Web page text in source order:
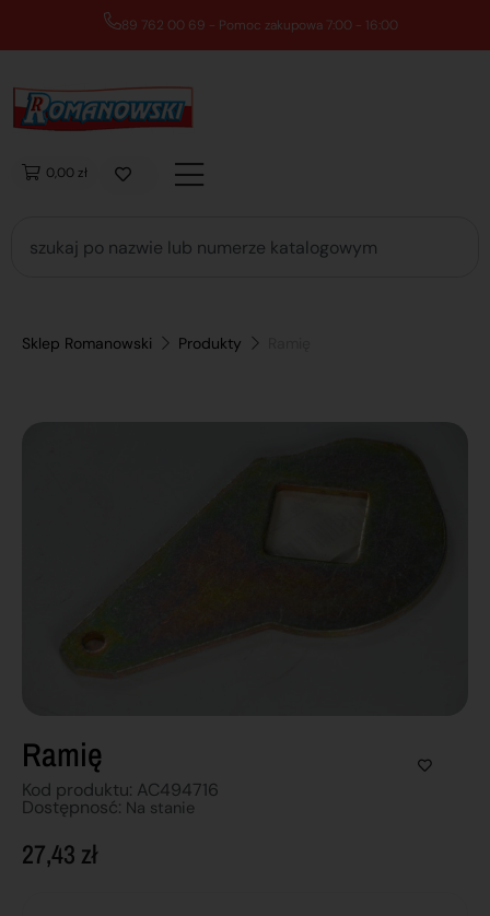
89 762 00 69 - Pomoc zakupowa 7:00 - 16:00
0,00 zł
Sklep Romanowski Produkty
Ramię
Kod produktu: AC494716
Dostępnosć: Na stanie
27,43 zł